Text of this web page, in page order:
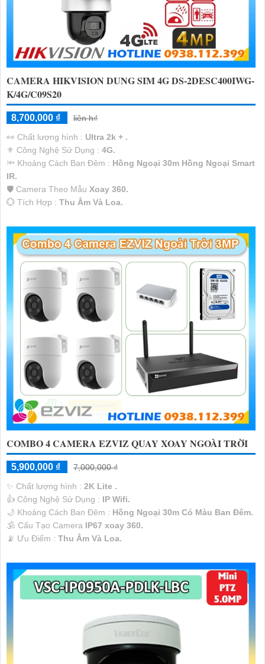
CAMERA HIKVISION DUNG SIM 4G DS-2DESC400IWG-
K/4G/C09S20
8,700,000 ₫
liên h₫
️👀 Chất lượng hình : Ultra 2k + .
⚜️ Công Nghệ Sử Dụng : 4G.
🔦 Khoảng Cách Ban Đêm : Hồng Ngoại 30m Hồng Ngoại Smart
IR.
🛡 Camera Theo Mẫu Xoay 360.
️💮 Tích Hợp : Thu Âm Và Loa.
COMBO 4 CAMERA EZVIZ QUAY XOAY NGOÀI TRỜI
5,900,000 ₫
7,000,000 ₫
✨ Chất lượng hình : 2K Lite .
👍 Công Nghệ Sử Dụng : IP Wifi.
🌙 Khoảng Cách Ban Đêm : Hồng Ngoại 30m Có Màu Ban Ðêm.
🕉️ Cấu Tạo Camera IP67 xoay 360.
️📡 Ưu Điểm : Thu Âm Và Loa.